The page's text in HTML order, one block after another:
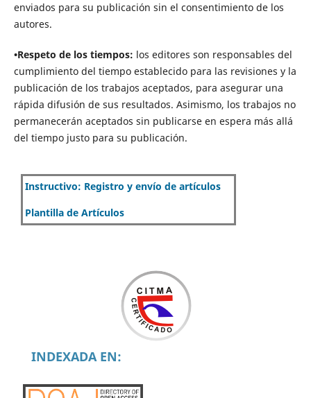
enviados para su publicación sin el consentimiento de los
autores.
•Respeto de los tiempos: los editores son responsables del
cumplimiento del tiempo establecido para las revisiones y la
publicación de los trabajos aceptados, para asegurar una
rápida difusión de sus resultados. Asimismo, los trabajos no
permanecerán aceptados sin publicarse en espera más allá
del tiempo justo para su publicación.
Instructivo: Registro y envío de artículos
Plantilla de Artículos
INDEXADA EN: